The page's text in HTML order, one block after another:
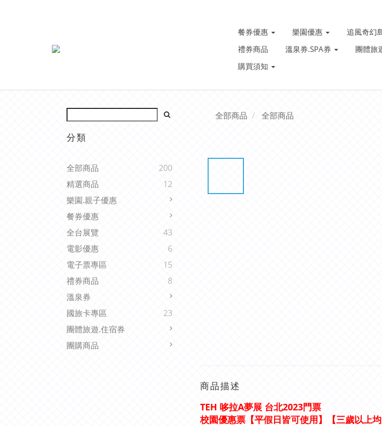
餐券優惠 樂園優惠 追風奇幻
禮券商品
溫泉券.SPA券 團體旅
購買須知
分類
全部商品
200
精選商品
12
樂園.親子優惠
餐券優惠
全台展覽
43
電影優惠
6
電子票專區
15
禮券商品
8
溫泉券
國旅卡專區
23
團體旅遊.住宿券
團購商品
全部商品 全部商品
商品描述
TEH 哆拉A夢展 台北2023門票
校園優惠票【平假日皆可使用】【三歲以上